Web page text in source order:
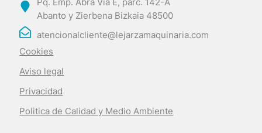
Abanto y Zierbena Bizkaia 48500
atencionalcliente@lejarzamaquinaria.com
Cookies
Aviso legal
Privacidad
Politica de Calidad y Medio Ambiente